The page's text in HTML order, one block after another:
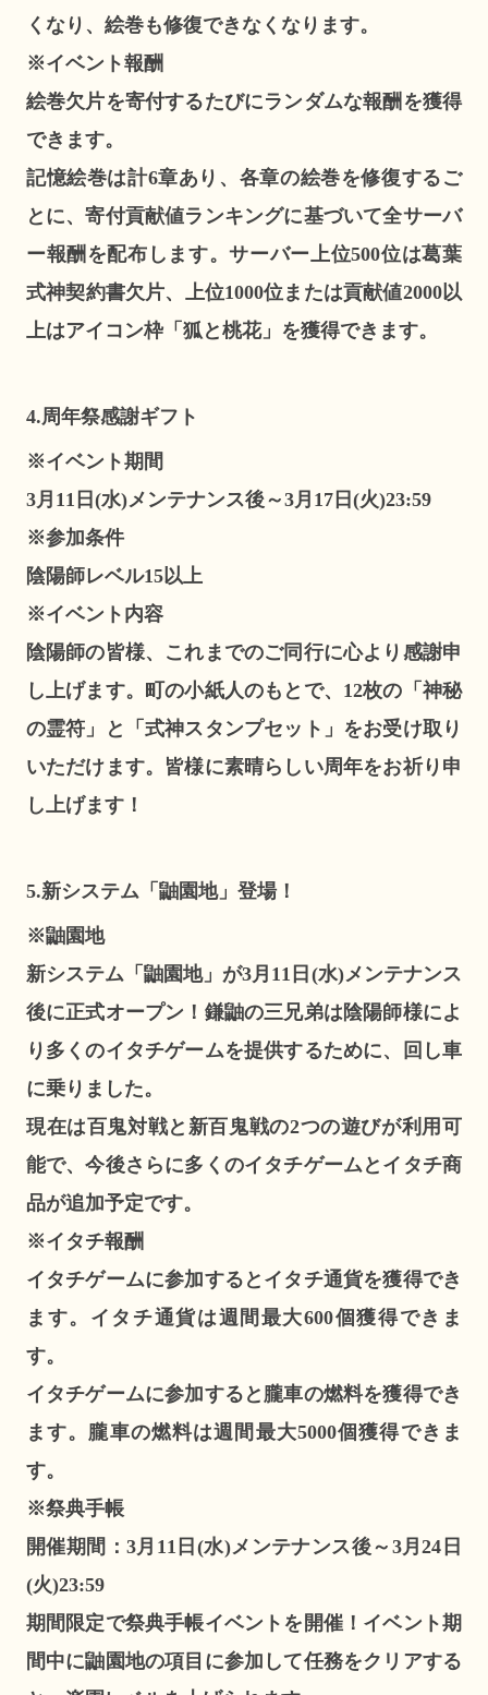
くなり、絵巻も修復できなくなります。
※イベント報酬
絵巻欠片を寄付するたびにランダムな報酬を獲得
できます。
記憶絵巻は計6章あり、各章の絵巻を修復するご
とに、寄付貢献値ランキングに基づいて全サーバ
ー報酬を配布します。サーバー上位500位は葛葉
式神契約書欠片、上位1000位または貢献値2000以
上はアイコン枠「狐と桃花」を獲得できます。
4.周年祭感謝ギフト
※イベント期間
3月11日(水)メンテナンス後～3月17日(火)23:59
※参加条件
陰陽師レベル15以上
※イベント内容
陰陽師の皆様、これまでのご同行に心より感謝申
し上げます。町の小紙人のもとで、12枚の「神秘
の霊符」と「式神スタンプセット」をお受け取り
いただけます。皆様に素晴らしい周年をお祈り申
し上げます！
5.新システム「鼬園地」登場！
※鼬園地
新システム「鼬園地」が3月11日(水)メンテナンス
後に正式オープン！鎌鼬の三兄弟は陰陽師様によ
り多くのイタチゲームを提供するために、回し車
に乗りました。
現在は百鬼対戦と新百鬼戦の2つの遊びが利用可
能で、今後さらに多くのイタチゲームとイタチ商
品が追加予定です。
※イタチ報酬
イタチゲームに参加するとイタチ通貨を獲得でき
ます。イタチ通貨は週間最大600個獲得できま
す。
イタチゲームに参加すると朧車の燃料を獲得でき
ます。朧車の燃料は週間最大5000個獲得できま
す。
※祭典手帳
開催期間：3月11日(水)メンテナンス後～3月24日
(火)23:59
期間限定で祭典手帳イベントを開催！イベント期
間中に鼬園地の項目に参加して任務をクリアする